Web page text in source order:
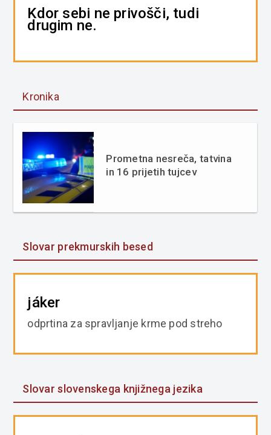
Kdor sebi ne privošči, tudi
drugim ne.
Kronika
Prometna nesreča, tatvina
in 16 prijetih tujcev
Slovar prekmurskih besed
jáker
odprtina za spravljanje krme pod streho
Slovar slovenskega knjižnega jezika